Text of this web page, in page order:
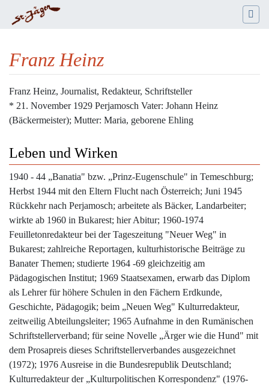
Franz Heinz
Wechseln zu: Navigation ,Suche
Franz Heinz, Journalist, Redakteur, Schriftsteller
* 21. November 1929 Perjamosch Vater: Johann Heinz
(Bäckermeister); Mutter: Maria, geborene Ehling
Leben und Wirken
1940 - 44 „Banatia" bzw. „Prinz-Eugenschule" in Temeschburg;
Herbst 1944 mit den Eltern Flucht nach Österreich; Juni 1945
Rückkehr nach Perjamosch; arbeitete als Bäcker, Landarbeiter;
wirkte ab 1960 in Bukarest; hier Abitur; 1960-1974
Feuilletonredakteur bei der Tageszeitung "Neuer Weg" in
Bukarest; zahlreiche Reportagen, kulturhistorische Beiträge zu
Banater Themen; studierte 1964 -69 gleichzeitig am
Pädagogischen Institut; 1969 Staatsexamen, erwarb das Diplom
als Lehrer für höhere Schulen in den Fächern Erdkunde,
Geschichte, Pädagogik; beim „Neuen Weg" Kulturredakteur,
zeitweilig Abteilungsleiter; 1965 Aufnahme in den Rumänischen
Schriftstellerverband; für seine Novelle „Ärger wie die Hund" mit
dem Prosapreis dieses Schriftstellerverbandes ausgezeichnet
(1972); 1976 Ausreise in die Bundesrepublik Deutschland;
Kulturredakteur der „Kulturpolitischen Korrespondenz" (1976-